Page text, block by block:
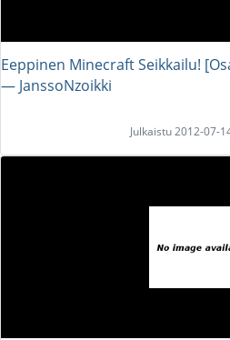
Eeppinen Minecraft Seikkailu!
― JanssoNzoikki
Julkaistu 2012-07-